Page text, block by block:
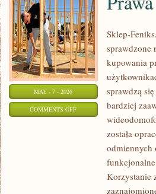
MAY - 7 - 2026
COMMENTS OFFON
REGULACJE
Sklep-
sprawdzone
kupowania
sprawdzą
bardziej
została
odmiennych
Korzystanie